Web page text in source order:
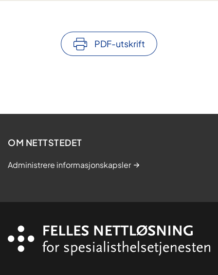
PDF-utskrift
OM NETTSTEDET
Administrere informasjonskapsler